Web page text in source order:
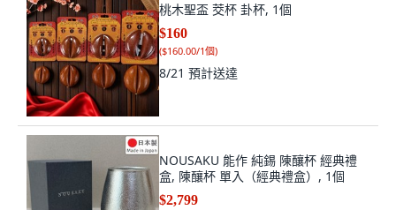
桃木聖盃 茭杯 卦杯, 1個
$160
($160.00/1個)
8/21 預計送達
NOUSAKU 能作 純錫 陳釀杯 經典禮
盒, 陳釀杯 單入（經典禮盒）, 1個
$2,799